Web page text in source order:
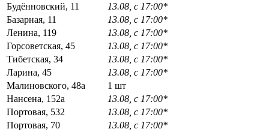
Будённовский, 11
13.08, с 17:00*
Базарная, 11
13.08, с 17:00*
Ленина, 119
13.08, с 17:00*
Горсоветская, 45
13.08, с 17:00*
Тибетская, 34
13.08, с 17:00*
Ларина, 45
13.08, с 17:00*
Малиновского, 48а
1 шт
Нансена, 152а
13.08, с 17:00*
Портовая, 532
13.08, с 17:00*
Портовая, 70
13.08, с 17:00*